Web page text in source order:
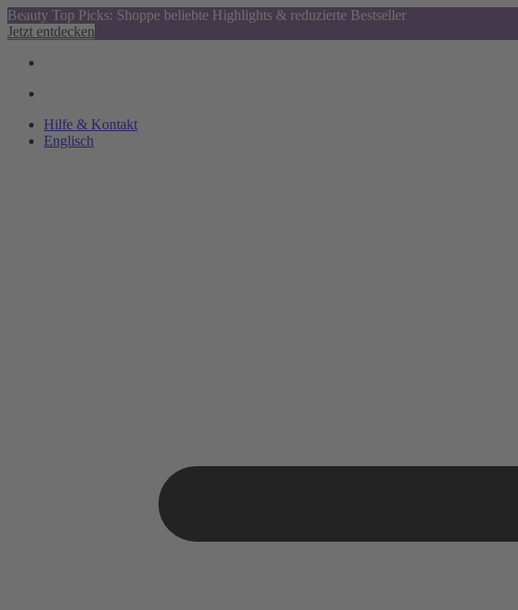
Beauty Top Picks: Shoppe beliebte Highlights & reduzierte Bestseller
Jetzt entdecken
Hilfe & Kontakt
Englisch